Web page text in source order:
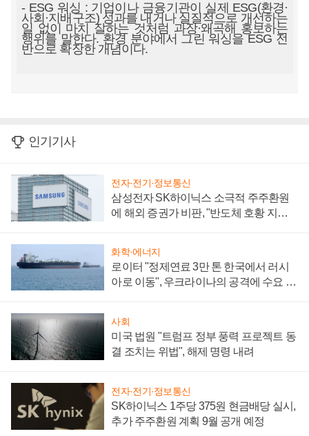
- ESG 워싱 : 기업이나 금융기관이 실제 ESG(환경·
사회·지배구조) 성과를 내거나 실질적으로 개선하는
일 없이 마치 잘하는 것처럼 과장·왜곡해 홍보하는
행위를 말한다. 환경 분야에서 그린 워싱을 ESG 전
반으로 확장한 개념이다.
인기기사
전자·전기·정보통신
삼성전자 SK하이닉스 소극적 주주환원
에 해외 증권가 비판, "반도체 호황 지속
화학·에너지
로이터 "정제연료 3만 톤 한국에서 러시
아로 이동", 우크라이나의 공격에 수요 늘
사회
미국 법원 "트럼프 정부 풍력 프로젝트 동
결 조치는 위법", 해제 명령 내려
전자·전기·정보통신
SK하이닉스 1주당 375원 현금배당 실시,
추가 주주환원 계획 9월 공개 예정